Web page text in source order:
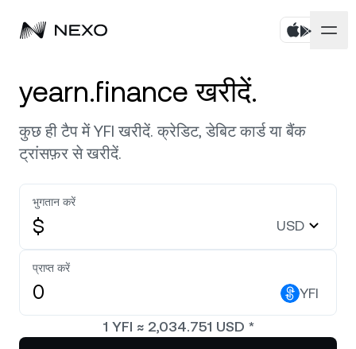
एसेट्स खरीदें
फ़्लेक्सिबल सेविंग्स
फ़िक्स्ड‑टर्म सेविंग्स
डुअल इन्वेस्टमेंट
एक्सचेंज
क्रेडिट लाइन
बिज़नेस
कॉर्पोरेट अकाउंट्स
प्राइम ब्रोकरेज
व्हाइट लेबल
Nexo Ventures
पेमेंट गेटवे
मार्केट
पिछले 24 घंटों में मार्केट
Bitcoin
Ethereum ETH 2.37%
कंपनी
जानकारी
सिक्योरिटी
पार्टनरशिप
yearn.finance खरीदें.
कुछ ही टैप में YFI खरीदें. क्रेडिट, डेबिट कार्ड या बैंक
ट्रांसफ़र से खरीदें.
भुगतान करें
$ USD
प्राप्त करें
YFI
1 YFI ≈ 2,034.751 USD *